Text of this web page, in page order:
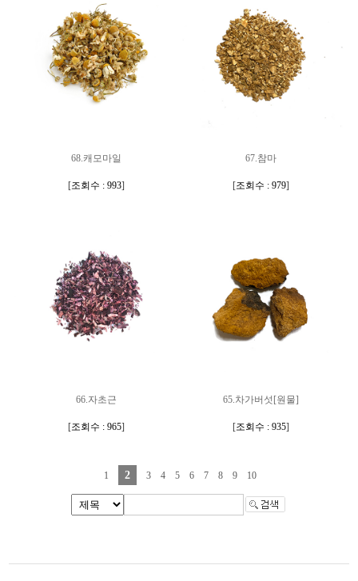
68.캐모마일
[조회수 : 993]
67.참마
[조회수 : 979]
66.자초근
[조회수 : 965]
65.차가버섯[원물]
[조회수 : 935]
1 2 3 4 5 6 7 8 9 10